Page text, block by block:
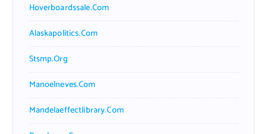
Hoverboardssale.com
Alaskapolitics.com
Stsmp.org
Manoelneves.com
Mandelaeffectlibrary.com